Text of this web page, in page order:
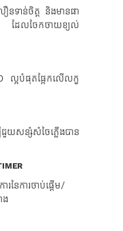
ទាន់ចិត្ត និងមានផា
ដែលចែកចាយខ្យល់
ល្អបំផុតផ្អែកលើលក្ខ
យសន្សំសំចៃភ្លើងបាន
នៃការចាប់ផ្តើម/
ង